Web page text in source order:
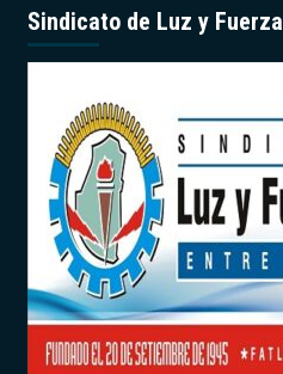
Sindicato de Luz y Fuerza